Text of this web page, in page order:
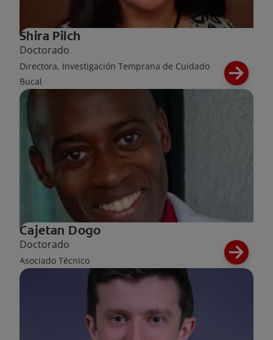
Shira Pilch
Doctorado
Directora, Investigación Temprana de Cuidado
Bucal
Cajetan Dogo
Doctorado
Asociado Técnico